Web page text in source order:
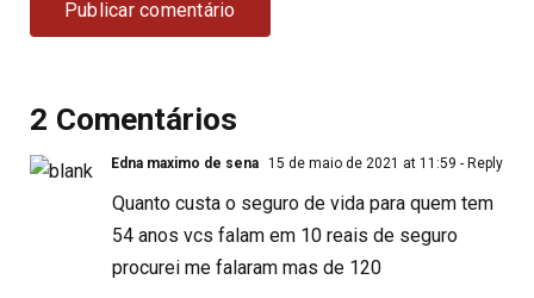
2 Comentários
Edna maximo de sena 15 de maio de 2021 at 11:59 - Reply
Quanto custa o seguro de vida para quem tem
54 anos vcs falam em 10 reais de seguro
procurei me falaram mas de 120